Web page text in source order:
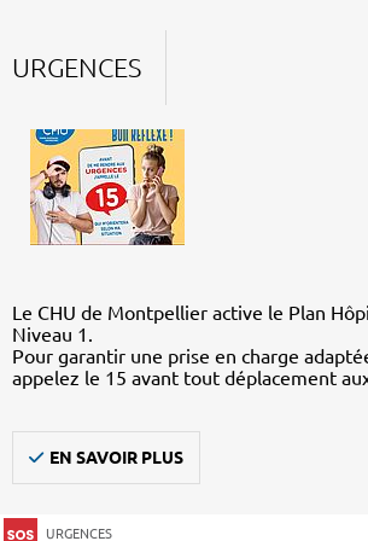
URGENCES
Le CHU de Montpellier active le Plan
Niveau 1.
Pour garantir une prise en charge
appelez le 15 avant tout déplacement
EN SAVOIR PLUS
URGENCES